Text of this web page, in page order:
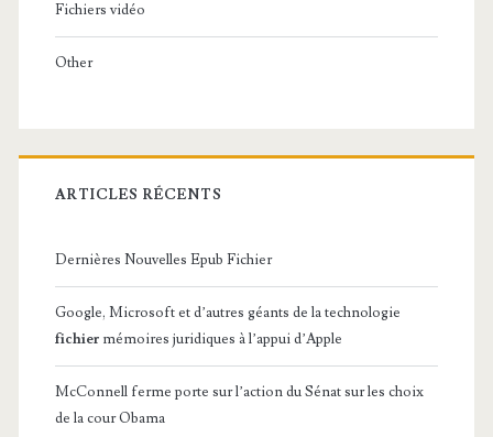
Fichiers vidéo
Other
ARTICLES RÉCENTS
Dernières Nouvelles Epub Fichier
Google, Microsoft et d’autres géants de la technologie
fichier mémoires juridiques à l’appui d’Apple
McConnell ferme porte sur l’action du Sénat sur les choix
de la cour Obama